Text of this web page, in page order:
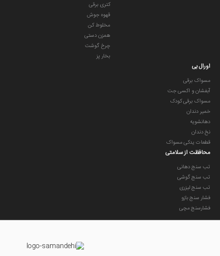
کتری برقی
قهوه جوش
مخلوط کن
همزن دستی
چرخ گوشت
بخار پز
اورال بی
مسواک برقی
آبفشان و اکسی جت
مسواک برقی کودک
خمیر دندان
دهانشویه
نخ دندان
قطعات یدکی مسواک
محافظت از سلامتی
تب سنج دهانی
تب سنج گوشی
تب سنج لیزری
فشار سنج بازو
فشارسنج مچی